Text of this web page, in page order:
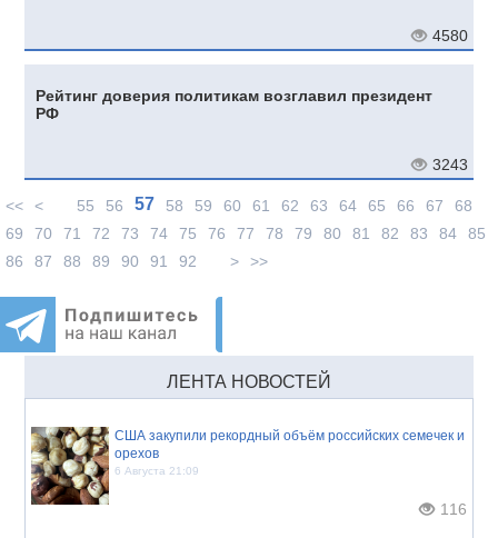
4580
Рейтинг доверия политикам возглавил президент
РФ
3243
<< < 55 56 57 58 59 60 61 62 63 64 65 66 67
68
69
70 71 72 73 74 75 76 77 78 79 80 81 82 83 84
85
86
87 88 89 90 91 92 > >>
ЛЕНТА НОВОСТЕЙ
США закупили рекордный объём российских семечек и
орехов
6 Августа 21:09
116